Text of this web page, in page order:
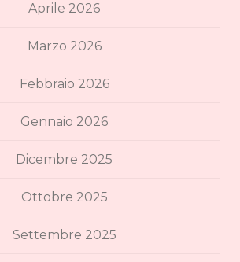
Aprile 2026
Marzo 2026
Febbraio 2026
Gennaio 2026
Dicembre 2025
Ottobre 2025
Settembre 2025